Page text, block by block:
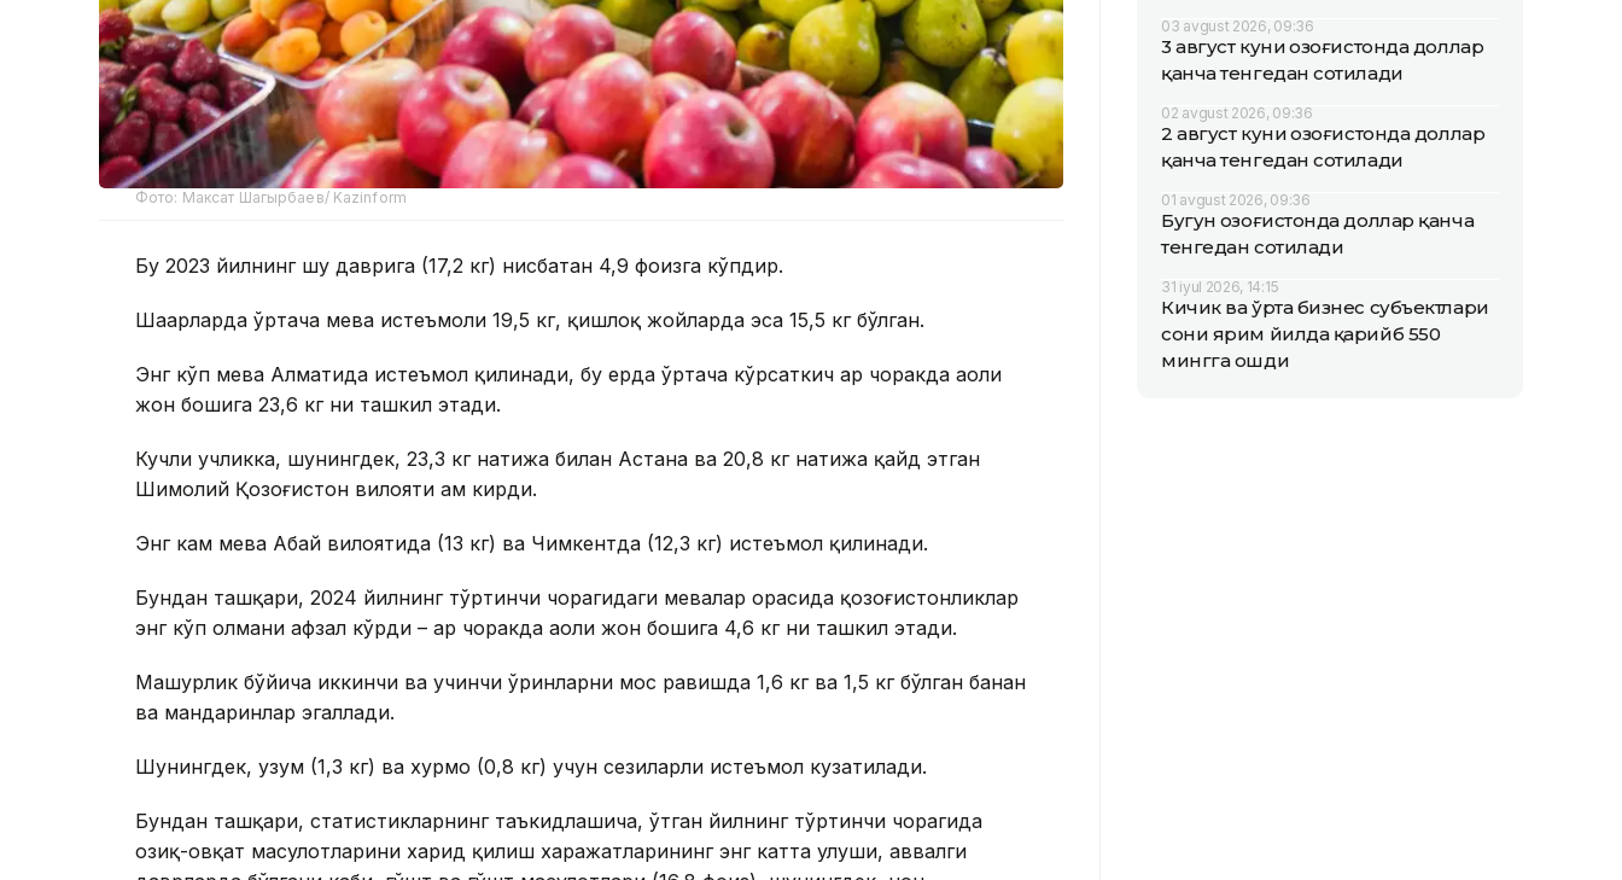
Фото: Максат Шагырбаев/ Kazinform
Бу 2023 йилнинг шу даврига (17,2 кг) нисбатан 4,9 фоизга кўпдир.
Шаҳарларда ўртача мева истеъмоли 19,5 кг, қишлоқ жойларда эса 15,5 кг бўлган.
Энг кўп мева Алматида истеъмол қилинади, бу ерда ўртача кўрсаткич ҳар чоракда аҳоли
жон бошига 23,6 кг ни ташкил этади.
Кучли учликка, шунингдек, 23,3 кг натижа билан Астана ва 20,8 кг натижа қайд этган
Шимолий Қозоғистон вилояти ҳам кирди.
Энг кам мева Абай вилоятида (13 кг) ва Чимкентда (12,3 кг) истеъмол қилинади.
Бундан ташқари, 2024 йилнинг тўртинчи чорагидаги мевалар орасида қозоғистонликлар
энг кўп олмани афзал кўрди – ҳар чоракда аҳоли жон бошига 4,6 кг ни ташкил этади.
Машҳурлик бўйича иккинчи ва учинчи ўринларни мос равишда 1,6 кг ва 1,5 кг бўлган банан
ва мандаринлар эгаллади.
Шунингдек, узум (1,3 кг) ва хурмо (0,8 кг) учун сезиларли истеъмол кузатилади.
Бундан ташқари, статистикларнинг таъкидлашича, ўтган йилнинг тўртинчи чорагида
озиқ-овқат маҳсулотларини харид қилиш харажатларининг энг катта улуши, аввалги
03 avgust 2026, 09:36
3 август куни Қозоғистонда доллар
қанча тенгедан сотилади
02 avgust 2026, 09:36
2 август куни Қозоғистонда доллар
қанча тенгедан сотилади
01 avgust 2026, 09:36
Бугун Қозоғистонда доллар қанча
тенгедан сотилади
31 iyul 2026, 14:15
Кичик ва ўрта бизнес субъектлари
сони ярим йилда қарийб 550
мингга ошди